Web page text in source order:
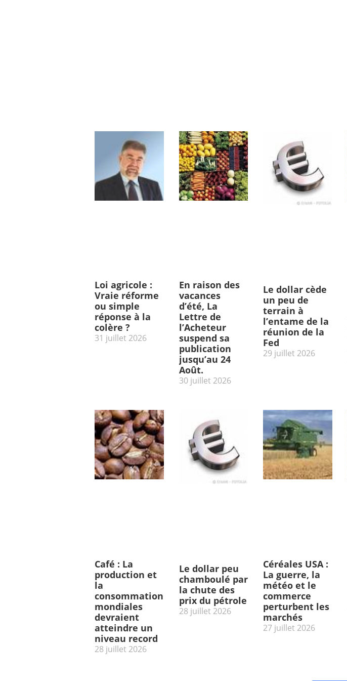
Loi agricole :
Vraie réforme
ou simple
réponse à la
colère ?
31 juillet 2026
En raison des
vacances
d’été, La
Lettre de
l’Acheteur
suspend sa
publication
jusqu’au 24
Août.
30 juillet 2026
Le dollar cède
un peu de
terrain à
l’entame de la
réunion de la
Fed
29 juillet 2026
Café : La
production et
la
consommation
mondiales
devraient
atteindre un
niveau record
28 juillet 2026
Le dollar peu
chamboulé par
la chute des
prix du pétrole
28 juillet 2026
Céréales USA :
La guerre, la
météo et le
commerce
perturbent les
marchés
27 juillet 2026